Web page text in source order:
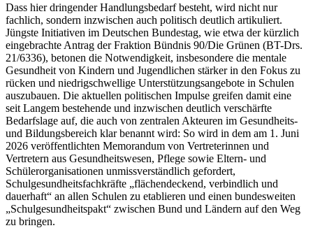
Dass hier dringender Handlungsbedarf besteht, wird nicht nur
fachlich, sondern inzwischen auch politisch deutlich artikuliert.
Jüngste Initiativen im Deutschen Bundestag, wie etwa der kürzlich
eingebrachte Antrag der Fraktion Bündnis 90/Die Grünen (BT-Drs.
21/6336), betonen die Notwendigkeit, insbesondere die mentale
Gesundheit von Kindern und Jugendlichen stärker in den Fokus zu
rücken und niedrigschwellige Unterstützungsangebote in Schulen
auszubauen. Die aktuellen politischen Impulse greifen damit eine
seit Langem bestehende und inzwischen deutlich verschärfte
Bedarfslage auf, die auch von zentralen Akteuren im Gesundheits-
und Bildungsbereich klar benannt wird: So wird in dem am 1. Juni
2026 veröffentlichten Memorandum von Vertreterinnen und
Vertretern aus Gesundheitswesen, Pflege sowie Eltern- und
Schülerorganisationen unmissverständlich gefordert,
Schulgesundheitsfachkräfte „flächendeckend, verbindlich und
dauerhaft“ an allen Schulen zu etablieren und einen bundesweiten
„Schulgesundheitspakt“ zwischen Bund und Ländern auf den Weg
zu bringen.